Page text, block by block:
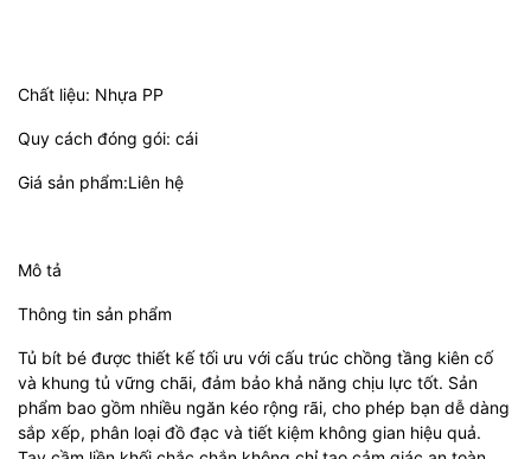
Chất liệu: Nhựa PP
Quy cách đóng gói: cái
Giá sản phẩm:Liên hệ
Mô tả
Thông tin sản phẩm
Tủ bít bé được thiết kế tối ưu với cấu trúc chồng tầng kiên cố
và khung tủ vững chãi, đảm bảo khả năng chịu lực tốt. Sản
phẩm bao gồm nhiều ngăn kéo rộng rãi, cho phép bạn dễ dàng
sắp xếp, phân loại đồ đạc và tiết kiệm không gian hiệu quả.